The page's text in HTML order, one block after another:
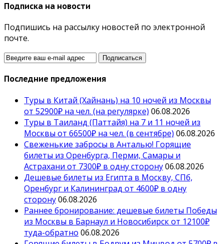
Подписка на новости
Подпишись на рассылку новостей по электронной
почте.
Последние предложения
Туры в Китай (Хайнань) на 10 ночей из Москвы
от 52900₽ на чел. (на регулярке) 06.08.2026
Туры в Таиланд (Паттайя) на 7 и 11 ночей из
Москвы от 66500₽ на чел. (в сентябре) 06.08.2026
Свеженькие забросы в Анталью! Горящие
билеты из Оренбурга, Перми, Самары и
Астрахани от 7300₽ в одну сторону06.08.2026
Дешевые билеты из Египта в Москву, СПб,
Оренбург и Калининград от 4600₽ в одну
сторону06.08.2026
Раннее бронирование: дешевые билеты Победы
из Москвы в Барнаул и Новосибирск от 12100₽
туда-обратно 06.08.2026